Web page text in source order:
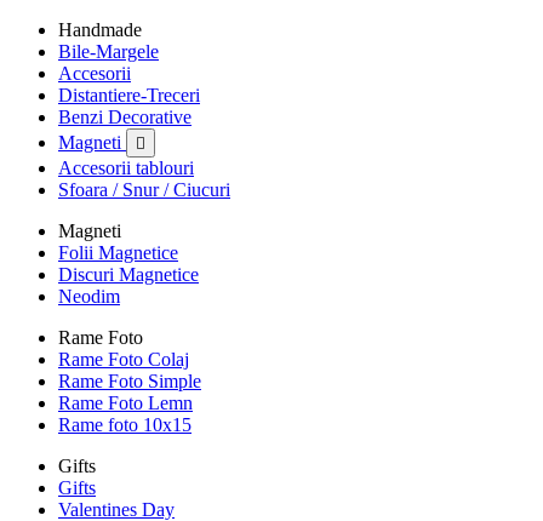
Handmade
Bile-Margele
Accesorii
Distantiere-Treceri
Benzi Decorative
Magneti

Accesorii tablouri
Sfoara / Snur / Ciucuri
Magneti
Folii Magnetice
Discuri Magnetice
Neodim
Rame Foto
Rame Foto Colaj
Rame Foto Simple
Rame Foto Lemn
Rame foto 10x15
Gifts
Gifts
Valentines Day